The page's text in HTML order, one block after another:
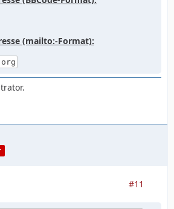
(mailto:-Format):
#11